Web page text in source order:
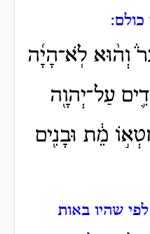
כולם:
וְה֨וּא לֹֽא־הָיָ֜ה
עַל־יְהוָ֖ה
מֵ֔ת וּבָנִ֖ים
שהיו באות